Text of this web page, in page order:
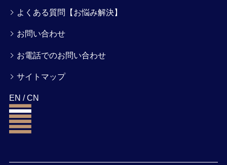
よくある質問【お悩み解決】
お問い合わせ
お電話でのお問い合わせ
サイトマップ
EN /CN